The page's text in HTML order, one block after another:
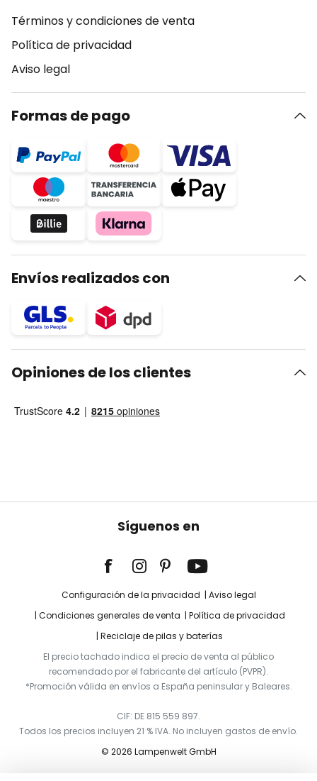
Términos y condiciones de venta
Política de privacidad
Aviso legal
Formas de pago
Envíos realizados con
Opiniones de los clientes
Síguenos en
Configuración de la privacidad
Aviso legal
Condiciones generales de venta
Política de privacidad
Reciclaje de pilas y baterías
El precio tachado indica el precio de venta al público
recomendado por el fabricante del artículo (PVPR).
*Promoción válida en envíos a España peninsular y Baleares.
CIF: DE 815 559 897.
Todos los precios incluyen 21 % IVA. No incluyen gastos de envío.
© 2026 Lampenwelt GmbH